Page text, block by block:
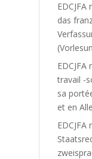
EDCJFA
das
EDCJFA
travail -
sa
et en
EDCJFA